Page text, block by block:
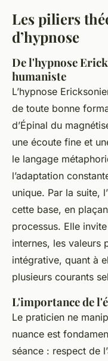
Les piliers
d’hypnose
De l'hypnose
humaniste
L’hypnose
de toute bonne
d’Épinal du
une écoute fine et
le langage
l’adaptation
unique. Par la suite,
cette base, en
processus. Elle
internes, les valeurs
intégrative, quant à
plusieurs courants
L'importance de
Le praticien ne
nuance est
séance : respect de